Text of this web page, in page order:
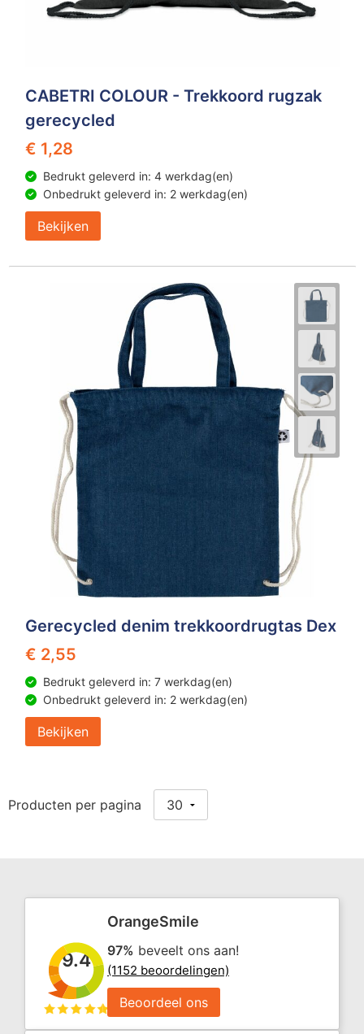
CABETRI COLOUR - Trekkoord rugzak
gerecycled
€ 1,28
Bedrukt geleverd in: 4 werkdag(en)
Onbedrukt geleverd in: 2 werkdag(en)
Bekijken
Gerecycled denim trekkoordrugtas Dex
€ 2,55
Bedrukt geleverd in: 7 werkdag(en)
Onbedrukt geleverd in: 2 werkdag(en)
Bekijken
Producten per pagina
9.4
OrangeSmile
97% beveelt ons aan!
(1152 beoordelingen)
Beoordeel ons